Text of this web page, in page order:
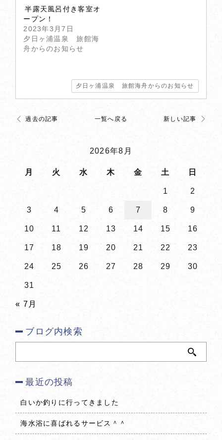
半露天風呂付き客室オ
ープン！
2023年3月7日
夕日ヶ浦温泉 旅館海
舟からのお知らせ
夕日ヶ浦温泉 旅館海舟からのお知らせ
過去の記事 一覧へ戻る 新しい記事
2026年8月
月 火 水 木 金 土 日
1 2
3 4 5 6 7 8 9
10 11 12 13 14 15 16
17 18 19 20 21 22 23
24 25 26 27 28 29 30
31
« 7月
ブログ内検索
最近の投稿
白いか釣りに行ってきました
海水浴に喜ばれるサービス＾＾